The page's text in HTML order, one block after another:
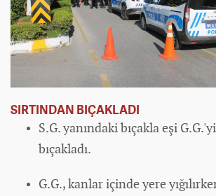
SIRTINDAN BIÇAKLADI
S.G. yanındaki bıçakla eşi
bıçakladı.
G.G., kanlar içinde yere